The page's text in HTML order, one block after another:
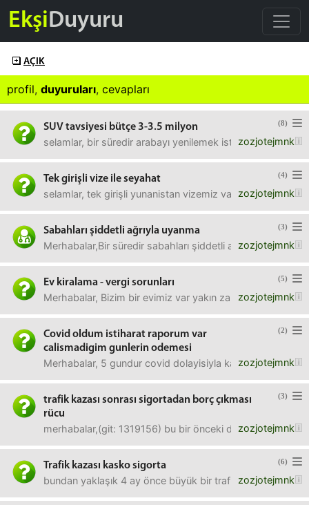
EkşiDuyuru
AÇIK
profil, duyuruları, cevapları
(8)
SUV tavsiyesi bütçe 3-3.5 milyon
zozjotejmnk
selamlar, bir süredir arabayı yenilemek istiyoruz. SUV
(4)
Tek girişli vize ile seyahat
zozjotejmnk
selamlar, tek girişli yunanistan vizemiz var diyelim. Önce
(3)
Sabahları şiddetli ağrıyla uyanma
zozjotejmnk
Merhabalar,Bir süredir sabahları şiddetli ağrılarla
(5)
Ev kiralama - vergi sorunları
zozjotejmnk
Merhabalar, Bizim bir evimiz var yakın zamanda
(2)
Covid oldum istiharat raporum var
calismadigim gunlerin odemesi
zozjotejmnk
Merhabalar, 5 gundur covid dolayisiyla karantinadayim.
(3)
trafik kazası sonrası sigortadan borç çıkması
rücu
zozjotejmnk
merhabalar,(git: 1319156) bu bir önceki duyurumda
(6)
Trafik kazası kasko sigorta
zozjotejmnk
bundan yaklaşık 4 ay önce büyük bir trafik kazası